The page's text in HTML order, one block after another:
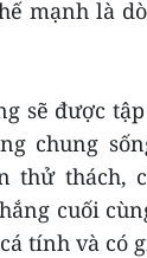
mạnh là
sẽ được
chung
thử thách,
cuối
tính và có